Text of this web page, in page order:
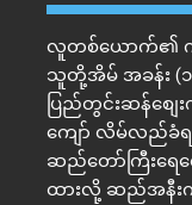
လူတစ်ယောက်၏ ကံက
သူတို့အိမ် အခန်း (၁
ပြည်တွင်းဆန်စျေး
ကျော် လိမ်လည်ခံရ
ဆည်တော်ကြီးရေ
ထားလို့ ဆည်အနီးက